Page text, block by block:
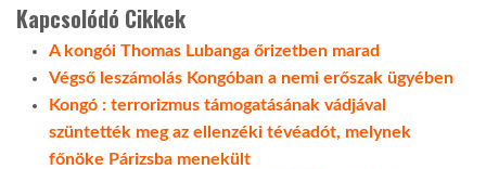
Kapcsolódó Cikkek
A kongói Thomas Lubanga őrizetben marad
Végső leszámolás Kongóban a nemi erőszak ügyében
Kongó : terrorizmus támogatásának vádjával
szüntették meg az ellenzéki tévéadót, melynek
főnöke Párizsba menekült